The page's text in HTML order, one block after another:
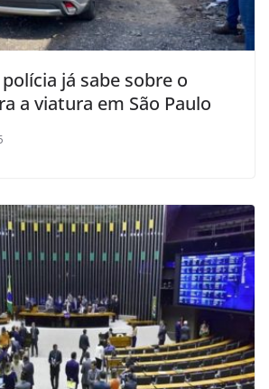
já sabe sobre o
a viatura em São Paulo